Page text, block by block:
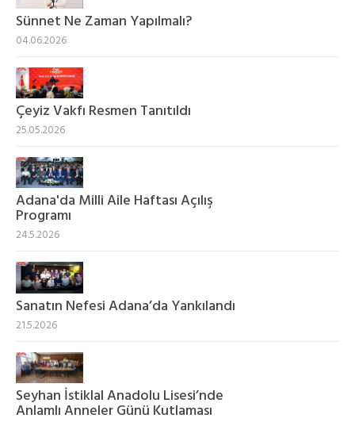
Sünnet Ne Zaman Yapılmalı?
04.06.2026
Çeyiz Vakfı Resmen Tanıtıldı
25.05.2026
Adana'da Milli Aile Haftası Açılış
Programı
24.5.2026
Sanatın Nefesi Adana’da Yankılandı
21.5.2026
Seyhan İstiklal Anadolu Lisesi’nde
Anlamlı Anneler Günü Kutlaması